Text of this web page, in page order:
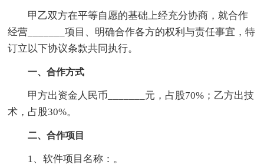
甲乙双方在平等自愿的基础上经充分协商，就合作
经营_______项目、明确合作各方的权利与责任事宜，特
订立以下协议条款共同执行。
一、合作方式
甲方出资金人民币_______元，占股70%；乙方出技
术，占股30%。
二、合作项目
1、软件项目名称：。